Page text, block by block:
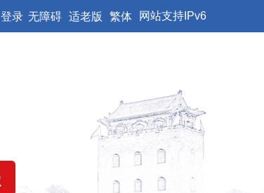
登录 无障碍 适老版 繁体 网站支持IPv6